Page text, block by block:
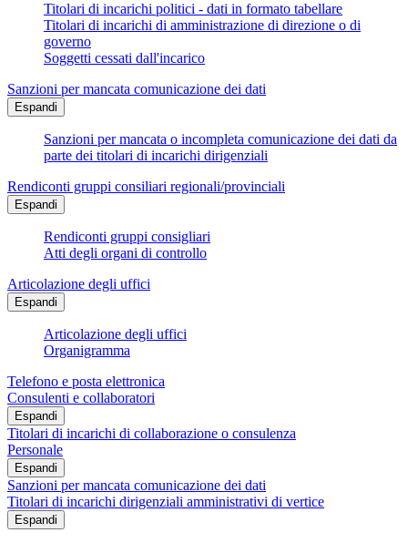
Titolari di incarichi politici - dati in formato tabellare
Titolari di incarichi di amministrazione di direzione o di
governo
Soggetti cessati dall'incarico
Sanzioni per mancata comunicazione dei dati
Espandi
Sanzioni per mancata o incompleta comunicazione dei dati da
parte dei titolari di incarichi dirigenziali
Rendiconti gruppi consiliari regionali/provinciali
Espandi
Rendiconti gruppi consigliari
Atti degli organi di controllo
Articolazione degli uffici
Espandi
Articolazione degli uffici
Organigramma
Telefono e posta elettronica
Consulenti e collaboratori
Espandi
Titolari di incarichi di collaborazione o consulenza
Personale
Espandi
Sanzioni per mancata comunicazione dei dati
Titolari di incarichi dirigenziali amministrativi di vertice
Espandi